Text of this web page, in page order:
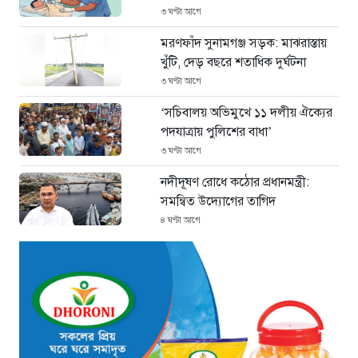
৩ ঘণ্টা আগে
মরণফাঁদ সুনামগঞ্জ সড়ক: মাঝরাস্তায়
খুঁটি, দেড় বছরে শতাধিক দুর্ঘটনা
৩ ঘণ্টা আগে
‘সচিবালয় অভিমুখে ১১ দলীয় ঐক্যের
পদযাত্রায় পুলিশের বাধা’
৩ ঘণ্টা আগে
নদীদূষণ রোধে কঠোর প্রধানমন্ত্রী:
সমন্বিত উদ্যোগের তাগিদ
৪ ঘণ্টা আগে
দেশ ছাড়ার পর হাসিনা পরিবারের
সদস্যরা এখন কোথায়?
৫ ঘণ্টা আগে
ইরান সংকটে ইতিবাচক মোড়:
বিশ্ববাজারে কমল জ্বালানি তেলের দাম